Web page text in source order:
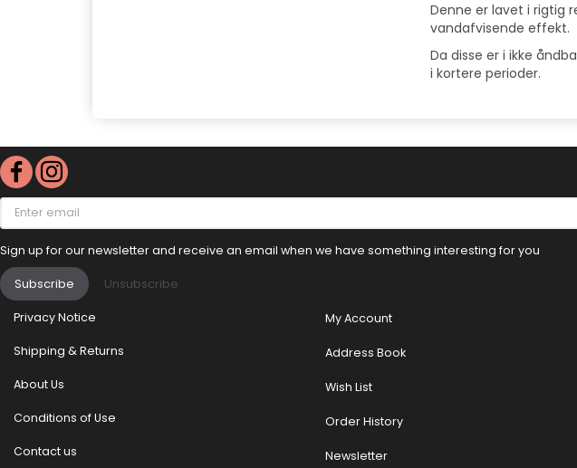
Denne er lavet i rigtig
vandafvisende effekt.
Da disse er i ikke
i kortere perioder.
Enter
email
Sign up for our newsletter and receive an email when we have something interesting for you
Subscribe Unsubscribe
Privacy Notice
Shipping & Returns
About Us
Conditions of Use
Contact us
My Account
Address Book
Wish List
Order History
Newsletter